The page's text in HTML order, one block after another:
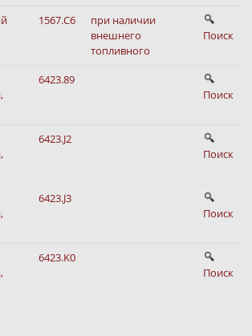
1567.C6
при наличии
внешнего
топливного
Поиск
6423.89
Поиск
6423.J2
Поиск
6423.J3
Поиск
6423.K0
Поиск